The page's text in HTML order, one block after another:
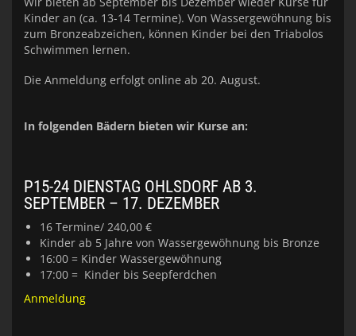
Kinder an (ca. 13-14 Termine). Von Wassergewöhnung bis
zum Bronzeabzeichen, können Kinder bei den Triabolos
Schwimmen lernen.
Die Anmeldung erfolgt online ab 20. August.
In folgenden Bädern bieten wir Kurse an:
P15-24 DIENSTAG OHLSDORF AB 3.
SEPTEMBER – 17. DEZEMBER
16 Termine/ 240,00 €
Kinder ab 5 Jahre von Wassergewöhnung bis Bronze
16:00 = Kinder Wassergewöhnung
17:00 = Kinder bis Seepferdchen
Anmeldung